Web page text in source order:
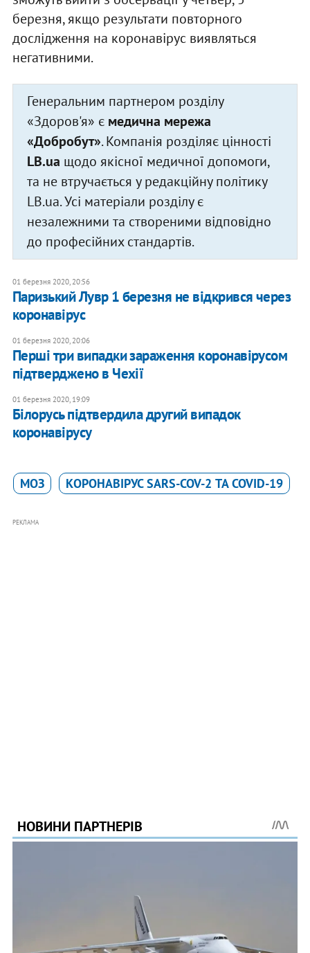
березня, якщо результати повторного
дослідження на коронавірус виявляться
негативними.
Генеральним партнером розділу
«Здоров'я» є медична мережа
«Добробут». Компанія розділяє цінності
LB.ua щодо якісної медичної допомоги,
та не втручається у редакційну політику
LB.ua. Усі матеріали розділу є
незалежними та створеними відповідно
до професійних стандартів.
01 березня 2020, 20:56
Паризький Лувр 1 березня не відкрився через
коронавірус
01 березня 2020, 20:06
Перші три випадки зараження коронавірусом
підтверджено в Чехії
01 березня 2020, 19:09
Білорусь підтвердила другий випадок
коронавірусу
МОЗ КОРОНАВІРУС SARS-COV-2 ТА COVID-19
РЕКЛАМА